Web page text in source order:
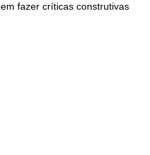
fazer críticas construtivas